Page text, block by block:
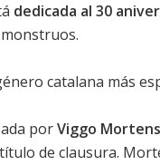
dedicada al 30
catalana más
porViggo
de clausura.